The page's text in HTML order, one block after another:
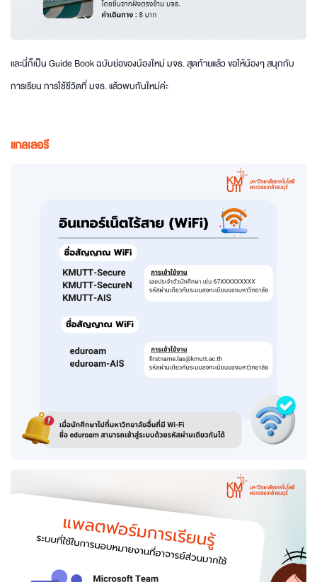
และนี่ก็เป็น Guide Book ฉบับย่อของน้องใหม่ มจธ. สุดท้ายแล้ว ขอให้น้องๆ สนุกกับ
การเรียน การใช้ชีวิตที่ มจธ. แล้วพบกันใหม่ค่ะ
แกลเลอรี